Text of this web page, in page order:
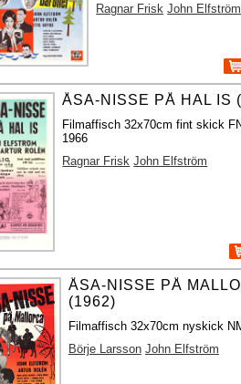
Ragnar Frisk John Elfström
ÅSA-NISSE PÅ HAL IS
Filmaffisch 32x70cm fint skick
1966
Ragnar Frisk John Elfström
ÅSA-NISSE PÅ
(1962)
Filmaffisch 32x70cm nyskick
Börje Larsson John Elfström